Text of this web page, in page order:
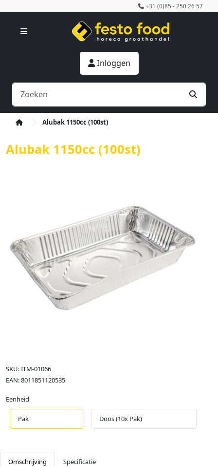
+31 (0)85 - 250 26 57
Inloggen
Alubak 1150cc (100st)
Alubak 1150cc (100st)
SKU: ITM-01066
EAN: 8011851120535
Eenheid
Pak Doos (10x Pak)
Omschrijving Specificatie